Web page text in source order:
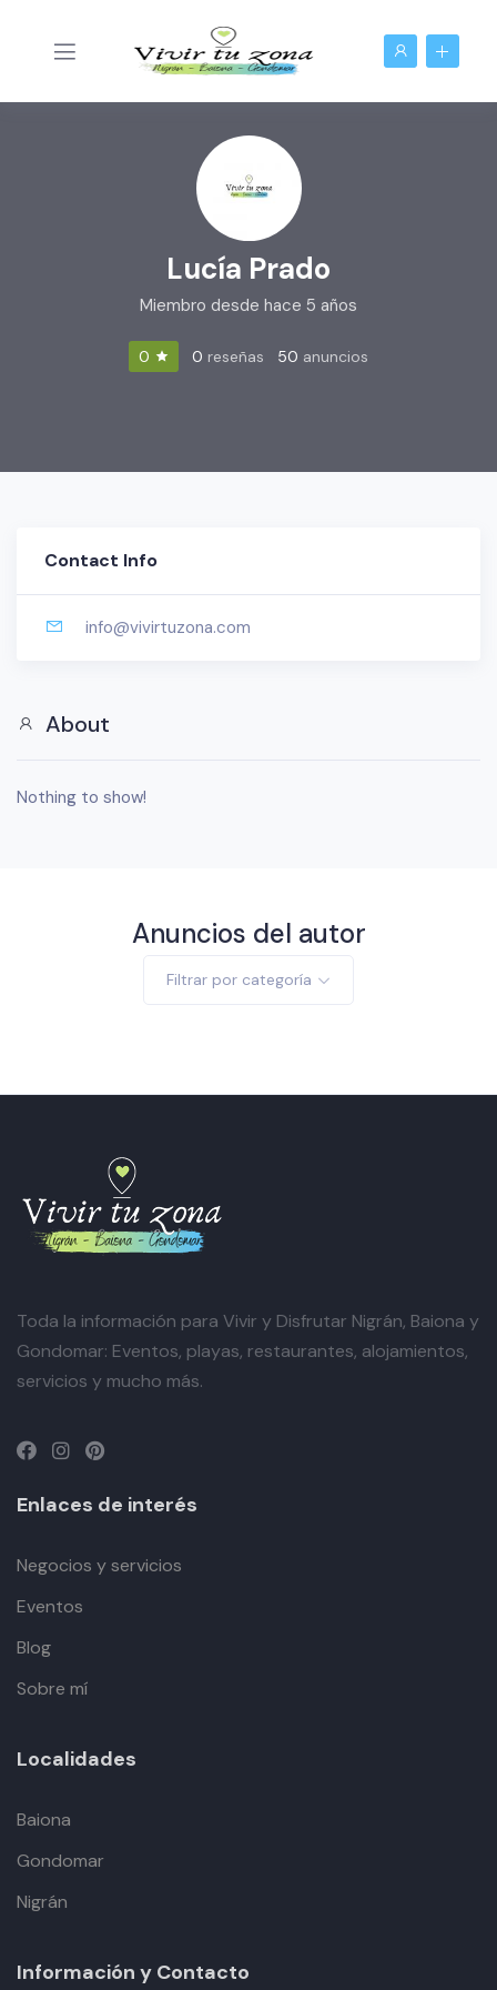
Lucía Prado
Miembro desde hace 5 años
0 0 reseñas 50 anuncios
Contact Info
info@vivirtuzona.com
About
Nothing to show!
Anuncios del autor
Filtrar por categoría
Toda la información para Vivir y Disfrutar Nigrán, Baiona y
Gondomar: Eventos, playas, restaurantes, alojamientos,
servicios y mucho más.
Enlaces de interés
Negocios y servicios
Eventos
Blog
Sobre mí
Localidades
Baiona
Gondomar
Nigrán
Información y Contacto